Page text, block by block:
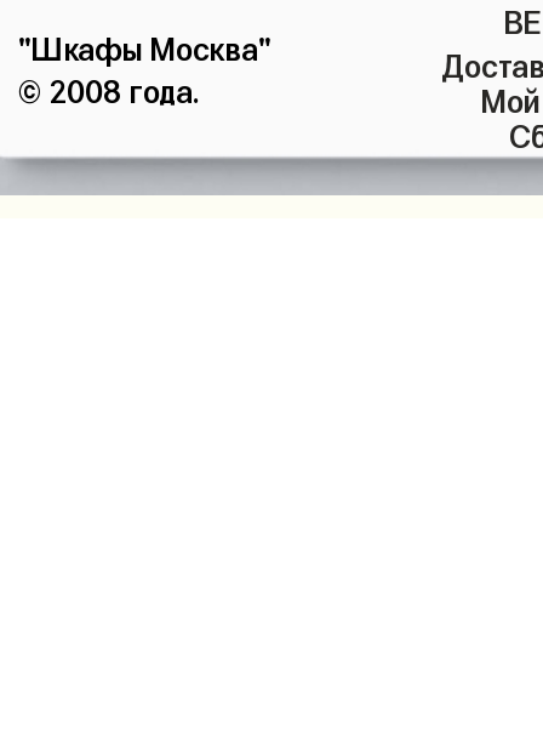
"Шкафы Москва"
© 2008 года.